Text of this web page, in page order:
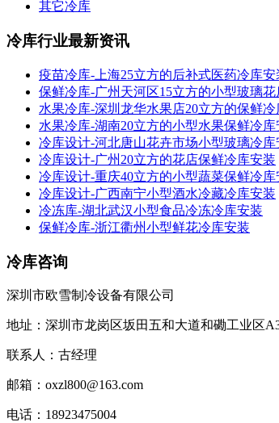
其它冷库
冷库行业最新资讯
疫苗冷库-上海25立方的后补式医药冷库安
保鲜冷库-广州天河区15立方的小型玻璃
水果冷库-深圳龙华水果店20立方的保鲜冷
水果冷库-湖南20立方的小型水果保鲜冷库
冷库设计-河北唐山花卉市场小型玻璃冷库
冷库设计-广州20立方的花店保鲜冷库安装
冷库设计-重庆40立方的小型蔬菜保鲜冷库
冷库设计-广西南宁小型酒水冷藏冷库安装
冷冻库-湖北武汉小型食品冷冻冷库安装
保鲜冷库-浙江衢州小型鲜花冷库安装
冷库咨询
深圳市欧雪制冷设备有限公司
地址：深圳市龙岗区坂田五和大道和磡工业区
联系人：古经理
邮箱：oxzl800@163.com
电话：18923475004